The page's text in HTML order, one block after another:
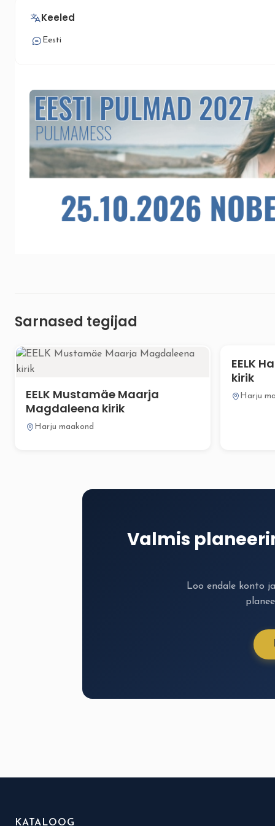
Keeled
Eesti
Sarnased tegijad
EELK Mustamäe Maarja
Magdaleena kirik
Harju maakond
EELK
kirik
Harju
Valmis
Loo endale konto
KATALOOG